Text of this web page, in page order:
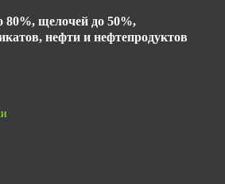
80%, щелочей до 50%,
нефти и нефтепродуктов